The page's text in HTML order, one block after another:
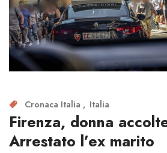
Cronaca Italia Italia
Firenza, donna
Arrestato l’ex marito